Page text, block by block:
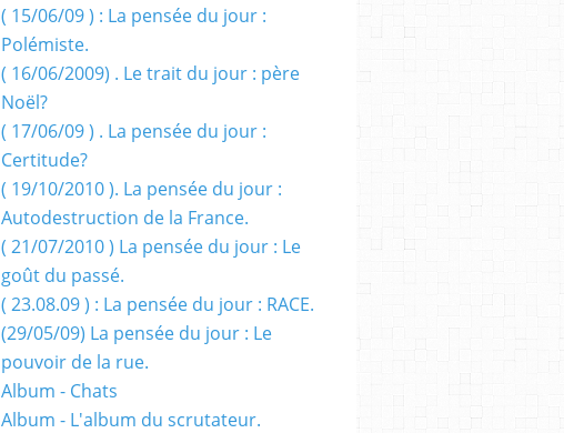
( 15/06/09 ) : La pensée du jour :
Polémiste.
( 16/06/2009) . Le trait du jour : père
Noël?
( 17/06/09 ) . La pensée du jour :
Certitude?
( 19/10/2010 ). La pensée du jour :
Autodestruction de la France.
( 21/07/2010 ) La pensée du jour : Le
goût du passé.
( 23.08.09 ) : La pensée du jour : RACE.
(29/05/09) La pensée du jour : Le
pouvoir de la rue.
Album - Chats
Album - L'album du scrutateur.